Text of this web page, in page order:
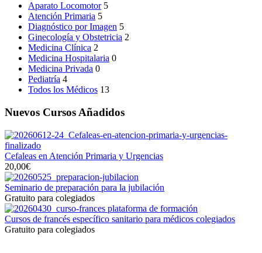
Aparato Locomotor 5
Atención Primaria 5
Diagnóstico por Imagen 5
Ginecología y Obstetricia 2
Medicina Clínica 2
Medicina Hospitalaria 0
Medicina Privada 0
Pediatría 4
Todos los Médicos 13
Nuevos Cursos Añadidos
Cefaleas en Atención Primaria y Urgencias
20,00€
Seminario de preparación para la jubilación
Gratuito para colegiados
Cursos de francés específico sanitario para médicos colegiados
Gratuito para colegiados